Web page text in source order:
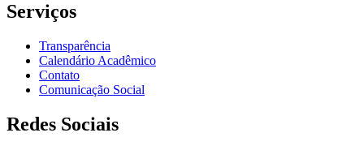
Serviços
Transparência
Calendário Acadêmico
Contato
Comunicação Social
Redes Sociais